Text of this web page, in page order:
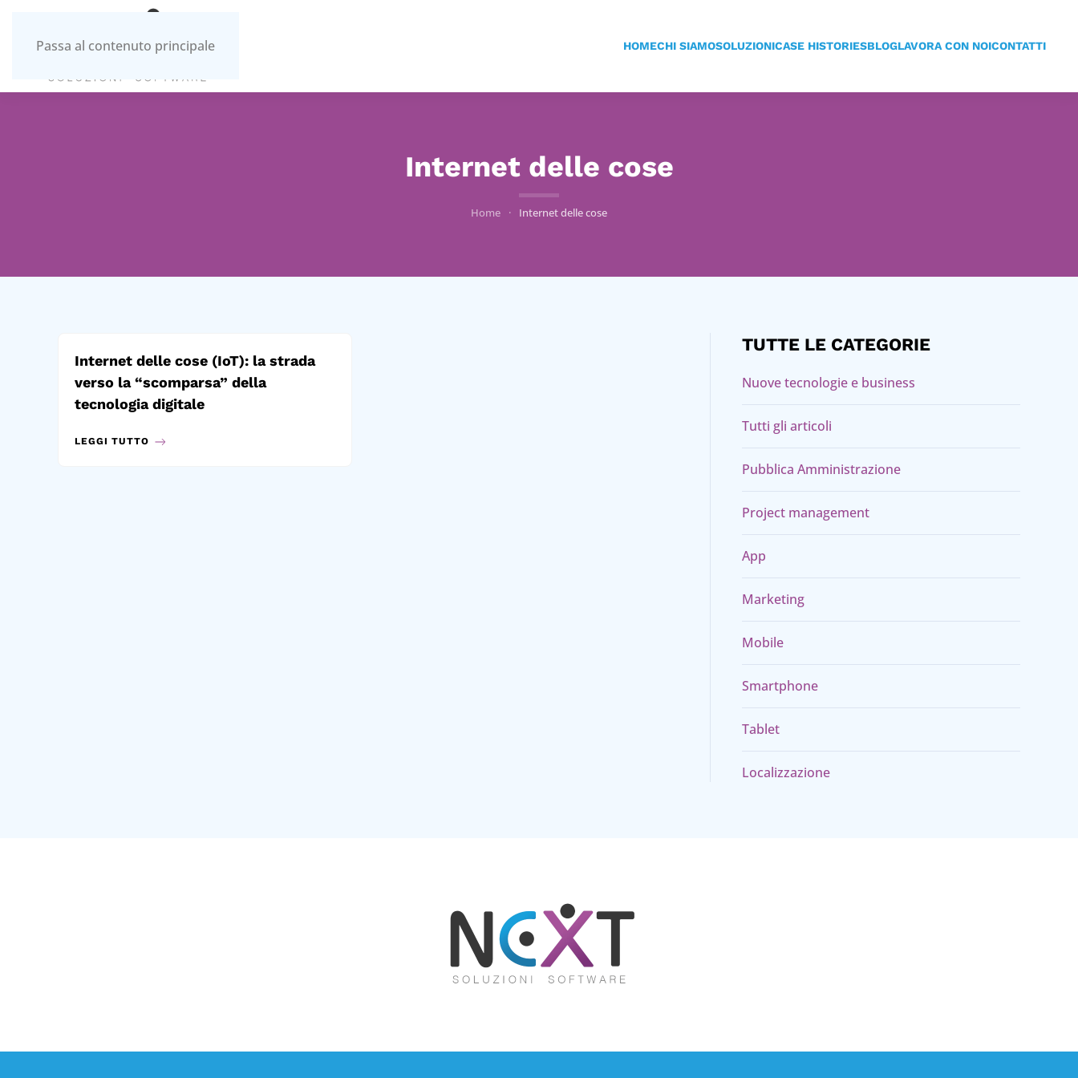
Passa al contenuto principale HOMECHI SIAMOSOLUZIONICASE HISTORIESBLOGLAVORA CON NOICONTATTI
Internet delle cose
Home Internet delle cose
Internet delle cose (IoT): la strada
verso la “scomparsa” della
tecnologia digitale
LEGGI TUTTO
TUTTE LE CATEGORIE
Nuove tecnologie e business
Tutti gli articoli
Pubblica Amministrazione
Project management
App
Marketing
Mobile
Smartphone
Tablet
Localizzazione